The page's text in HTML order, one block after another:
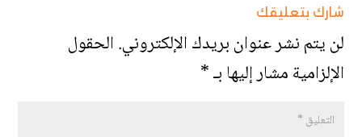
شارك بتعليقك
لن يتم نشر عنوان بريدك الإلكتروني.الحقول
الإلزامية مشار إليها بـ*